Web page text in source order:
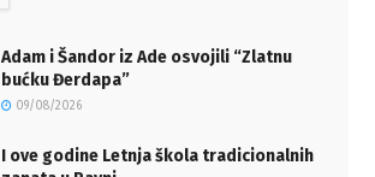
Adam i Šandor iz Ade osvojili “Zlatnu
bućku Đerdapa”
09/08/2026
I ove godine Letnja škola tradicionalnih